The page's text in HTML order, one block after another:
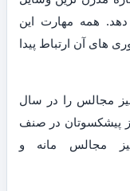
همه مهارت این
های آن ارتباط پیدا
مجالس را در سال
پیشکسوتان در صنف
مجالس مانه و